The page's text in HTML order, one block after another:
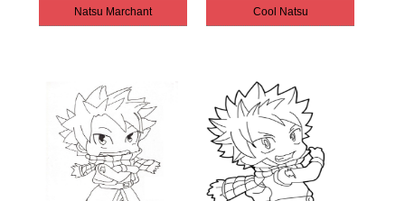
Natsu Marchant Cool Natsu